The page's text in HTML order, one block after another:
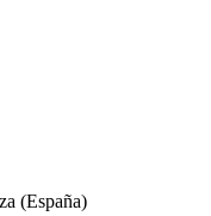
(España)